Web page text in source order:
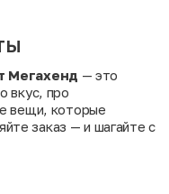
Мегахенд — это
вкус, про
вещи, которые
заказ — и шагайте с